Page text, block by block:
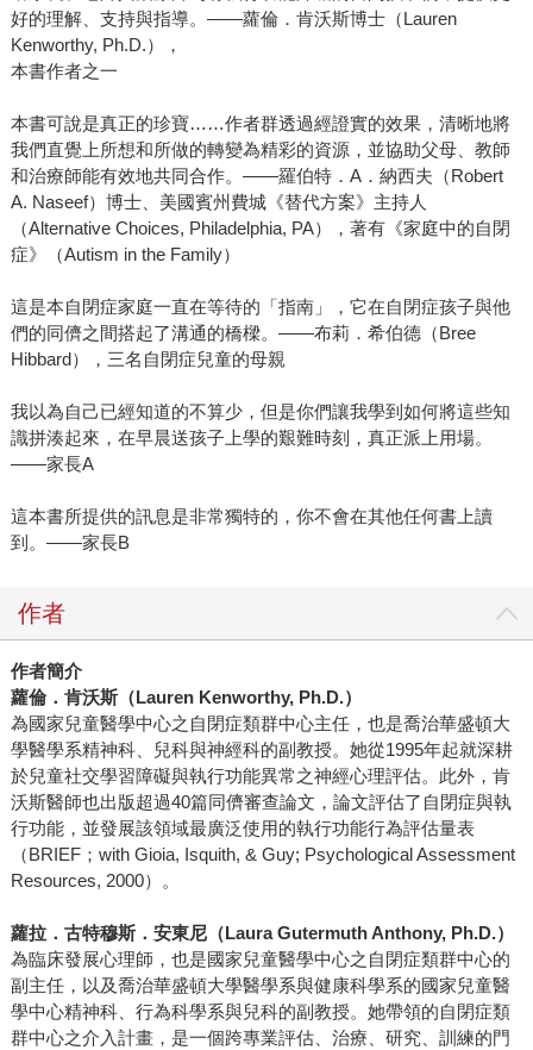
好的理解、支持與指導。——蘿倫．肯沃斯博士（Lauren
Kenworthy, Ph.D.），
本書作者之一
本書可說是真正的珍寶……作者群透過經證實的效果，清晰地將
我們直覺上所想和所做的轉變為精彩的資源，並協助父母、教師
和治療師能有效地共同合作。——羅伯特．A．納西夫（Robert
A. Naseef）博士、美國賓州費城《替代方案》主持人
（Alternative Choices, Philadelphia, PA），著有《家庭中的自閉
症》（Autism in the Family）
這是本自閉症家庭一直在等待的「指南」，它在自閉症孩子與他
們的同儕之間搭起了溝通的橋樑。——布莉．希伯德（Bree
Hibbard），三名自閉症兒童的母親
我以為自己已經知道的不算少，但是你們讓我學到如何將這些知
識拼湊起來，在早晨送孩子上學的艱難時刻，真正派上用場。
——家長A
這本書所提供的訊息是非常獨特的，你不會在其他任何書上讀
到。——家長B
作者
作者簡介
蘿倫．肯沃斯（Lauren Kenworthy, Ph.D.）
為國家兒童醫學中心之自閉症類群中心主任，也是喬治華盛頓大
學醫學系精神科、兒科與神經科的副教授。她從1995年起就深耕
於兒童社交學習障礙與執行功能異常之神經心理評估。此外，肯
沃斯醫師也出版超過40篇同儕審查論文，論文評估了自閉症與執
行功能，並發展該領域最廣泛使用的執行功能行為評估量表
（BRIEF；with Gioia, Isquith, & Guy; Psychological Assessment
Resources, 2000）。
蘿拉．古特穆斯．安東尼（Laura Gutermuth Anthony, Ph.D.）
為臨床發展心理師，也是國家兒童醫學中心之自閉症類群中心的
副主任，以及喬治華盛頓大學醫學系與健康科學系的國家兒童醫
學中心精神科、行為科學系與兒科的副教授。她帶領的自閉症類
群中心之介入計畫，是一個跨專業評估、治療、研究、訓練的門